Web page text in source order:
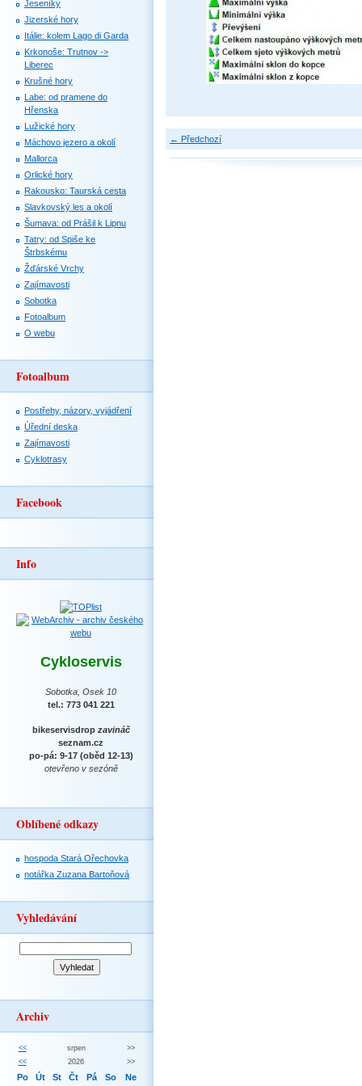
← Předchozí
Jeseníky
Jizerské hory
Itálie: kolem Lago di Garda
Krkonoše: Trutnov ->
Liberec
Krušné hory
Labe: od pramene do
Hřenska
Lužické hory
Máchovo jezero a okolí
Mallorca
Orlické hory
Rakousko: Taurská cesta
Slavkovský les a okolí
Šumava: od Prášil k Lipnu
Tatry: od Spiše ke
Štrbskému
Žďárské Vrchy
Zajímavosti
Sobotka
Fotoalbum
O webu
Fotoalbum
Postřehy, názory, vyjádření
Úřední deska
Zajímavosti
Cyklotrasy
Facebook
Info
Cykloservis
Sobotka, Osek 10
tel.: 773 041 221
bikeservisdrop zavináč
seznam.cz
po-pá: 9-17 (oběd 12-13)
otevřeno v sezóně
Oblíbené odkazy
hospoda Stará Ořechovka
notářka Zuzana Bartoňová
Vyhledávání
Archiv
<< srpen
>>
<<
2026 >>
Po Út St Čt Pá So Ne